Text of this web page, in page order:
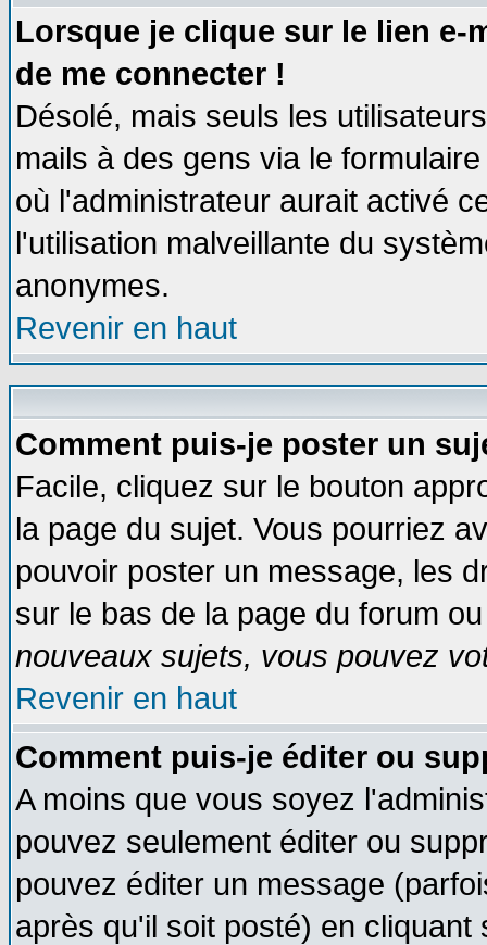
Lorsque je clique sur le lien e-
de me connecter !
Désolé, mais seuls les
mails à des gens via le
où l'administrateur aurait activé
l'utilisation malveillante du
anonymes.
Revenir en haut
Comment puis-je poster un
Facile, cliquez sur le bouton
la page du sujet. Vous pourriez
pouvoir poster un message, les
sur le bas de la page du forum
nouveaux sujets, vous pouvez
Revenir en haut
Comment puis-je éditer ou
A moins que vous soyez
pouvez seulement éditer ou
pouvez éditer un message
après qu'il soit posté) en